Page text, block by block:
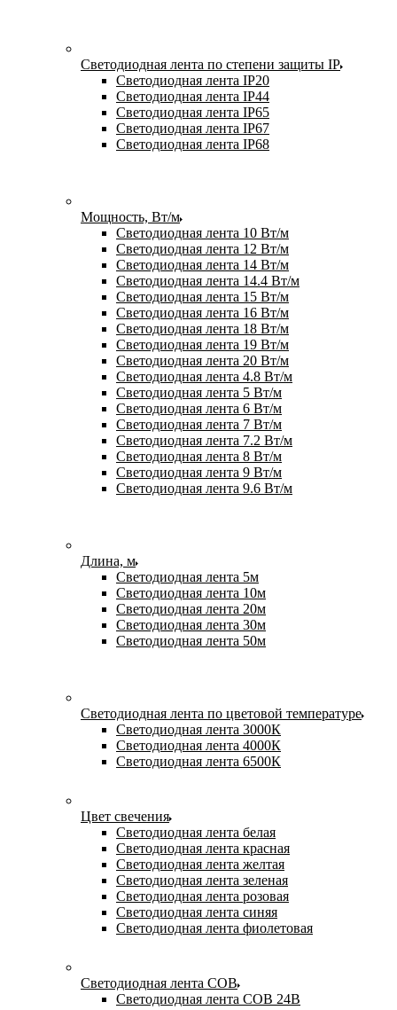
Светодиодная лента по степени защиты IP
Светодиодная лента IP20
Светодиодная лента IP44
Светодиодная лента IP65
Светодиодная лента IP67
Светодиодная лента IP68
Мощность, Вт/м
Светодиодная лента 10 Вт/м
Светодиодная лента 12 Вт/м
Светодиодная лента 14 Вт/м
Светодиодная лента 14.4 Вт/м
Светодиодная лента 15 Вт/м
Светодиодная лента 16 Вт/м
Светодиодная лента 18 Вт/м
Светодиодная лента 19 Вт/м
Светодиодная лента 20 Вт/м
Светодиодная лента 4.8 Вт/м
Светодиодная лента 5 Вт/м
Светодиодная лента 6 Вт/м
Светодиодная лента 7 Вт/м
Светодиодная лента 7.2 Вт/м
Светодиодная лента 8 Вт/м
Светодиодная лента 9 Вт/м
Светодиодная лента 9.6 Вт/м
Длина, м
Светодиодная лента 5м
Светодиодная лента 10м
Светодиодная лента 20м
Светодиодная лента 30м
Светодиодная лента 50м
Светодиодная лента по цветовой температуре
Светодиодная лента 3000К
Светодиодная лента 4000К
Светодиодная лента 6500К
Цвет свечения
Светодиодная лента белая
Светодиодная лента красная
Светодиодная лента желтая
Светодиодная лента зеленая
Светодиодная лента розовая
Светодиодная лента синяя
Светодиодная лента фиолетовая
Светодиодная лента COB
Светодиодная лента COB 24В